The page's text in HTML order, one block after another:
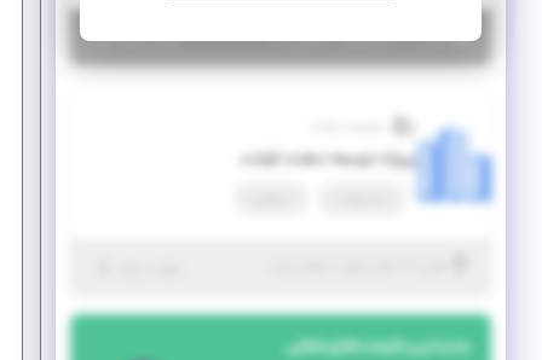
تهران |۷ سال پیش | منقضی شده جزئیات بیشتر
پروژه توسعه دهنده فرانت
جدیدترین فرصت‌های شغلی